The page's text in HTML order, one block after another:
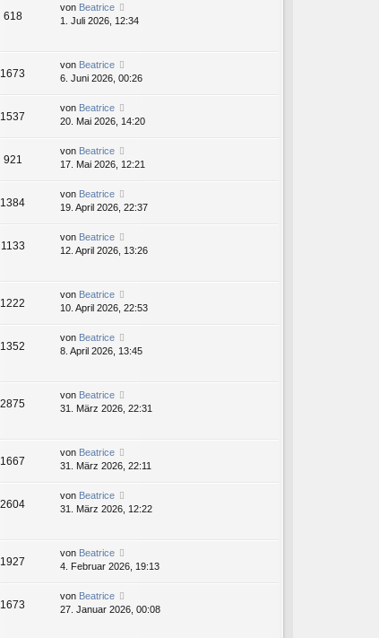
618
von Beatrice
1. Juli 2026, 12:34
1673
von Beatrice
6. Juni 2026, 00:26
1537
von Beatrice
20. Mai 2026, 14:20
921
von Beatrice
17. Mai 2026, 12:21
1384
von Beatrice
19. April 2026, 22:37
1133
von Beatrice
12. April 2026, 13:26
1222
von Beatrice
10. April 2026, 22:53
1352
von Beatrice
8. April 2026, 13:45
2875
von Beatrice
31. März 2026, 22:31
1667
von Beatrice
31. März 2026, 22:11
2604
von Beatrice
31. März 2026, 12:22
1927
von Beatrice
4. Februar 2026, 19:13
1673
von Beatrice
27. Januar 2026, 00:08